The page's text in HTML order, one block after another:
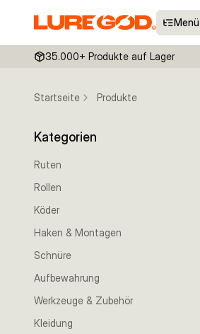
Menü
35.000+ Produkte auf Lager
Startseite Produkte
Kategorien
Ruten
Rollen
Köder
Haken & Montagen
Schnüre
Aufbewahrung
Werkzeuge & Zubehör
Kleidung